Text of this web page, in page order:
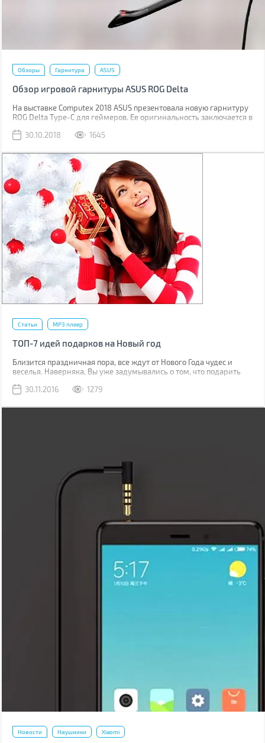
Обзоры Гарнитура ASUS
Обзор игровой гарнитуры ASUS ROG Delta
На выставке Computex 2018 ASUS презентовала новую гарнитуру
ROG Delta Type-C для геймеров. Ее оригинальность заключается в
преобразователе и радужной RGB подсветке. А подключается она
30.10.2018 1645
Статьи MP3 плеер
ТОП-7 идей подарков на Новый год
Близится праздничная пора, все ждут от Нового Года чудес и
веселья. Наверняка, Вы уже задумывались о том, что подарить
Гид подготовил для Вас несколько замечательных идей для
30.11.2016 1279
Новости Наушники Xiaomi